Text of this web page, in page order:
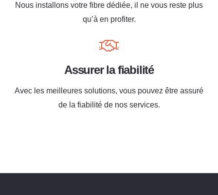
Nous installons votre fibre dédiée, il ne vous reste plus
qu’à en profiter.
Assurer la fiabilité
Avec les meilleures solutions, vous pouvez être assuré
de la fiabilité de nos services.